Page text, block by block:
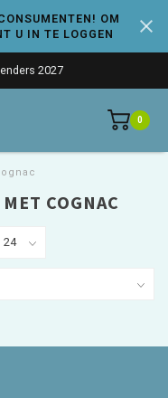
OM
U IN TE LOGGEN
2027
0
COGNAC